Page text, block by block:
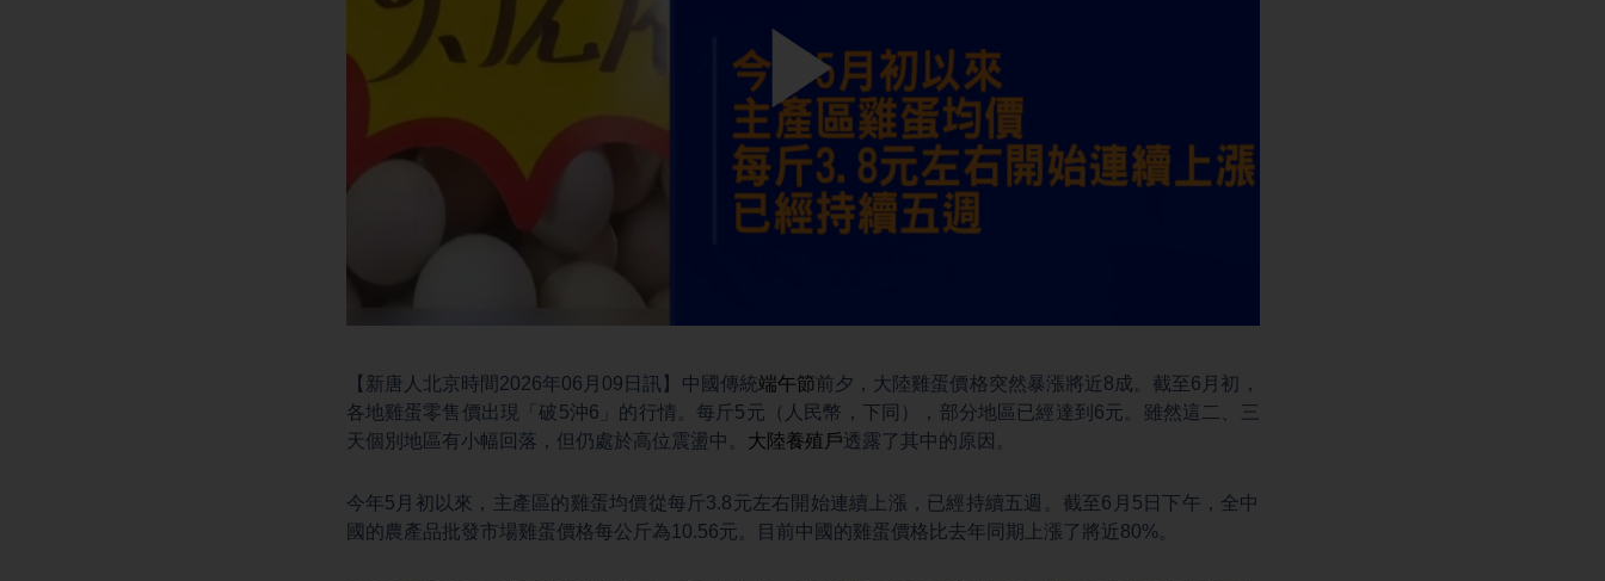
Play
Video
【新唐人北京時間2026年06月09日訊】中國傳統端午節前夕，大陸雞蛋價格突然暴漲將近8成。截至6月初，
各地雞蛋零售價出現「破5沖6」的行情。每斤5元（人民幣，下同），部分地區已經達到6元。雖然這二、三
天個別地區有小幅回落，但仍處於高位震盪中。 大陸養殖戶透露了其中的原因。
今年5月初以來，主產區的雞蛋均價從每斤3.8元左右開始連續上漲，已經持續五週。截至6月5日下午，全中
國的農產品批發市場雞蛋價格每公斤為10.56元。目前中國的雞蛋價格比去年同期上漲了將近80%。